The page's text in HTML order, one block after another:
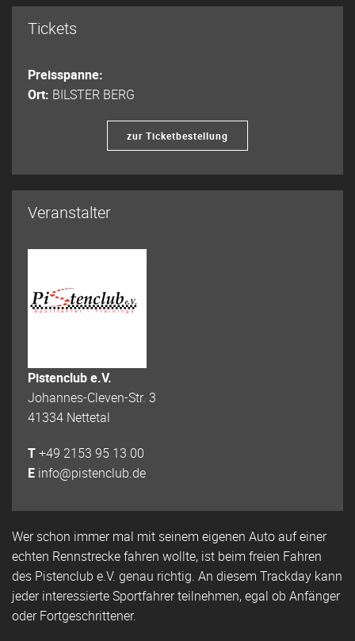
Tickets
Preisspanne:
Ort: BILSTER BERG
zur Ticketbestellung
Veranstalter
Pistenclub e.V.
Johannes-Cleven-Str. 3
41334 Nettetal
T+49 2153 95 13 00
E info@pistenclub.de
Wer schon immer mal mit seinem eigenen Auto auf einer
echten Rennstrecke fahren wollte, ist beim freien Fahren
des Pistenclub e.V. genau richtig. An diesem Trackday kann
jeder interessierte Sportfahrer teilnehmen, egal ob Anfänger
oder Fortgeschrittener.